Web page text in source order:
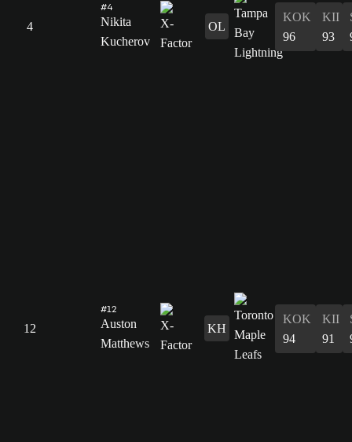
4
#4
Nikita
Kucherov
OL
KOK
96
KII
93
12
#12
Auston
Matthews
KH
KOK
94
KII
91